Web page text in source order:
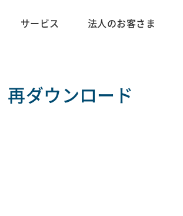
サービス 法人のお客さま
再ダウンロード